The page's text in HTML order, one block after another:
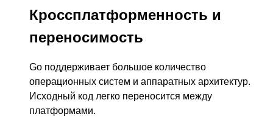
Кроссплатформенность и
переносимость
Go поддерживает большое количество
операционных систем и аппаратных архитектур.
Исходный код легко переносится между
платформами.